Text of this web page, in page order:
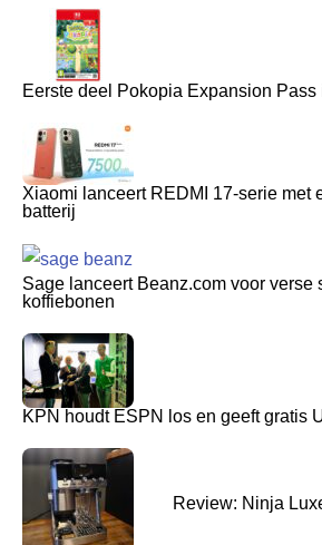
Eerste deel Pokopia Expansion Pass
Xiaomi lanceert REDMI 17-serie met
batterij
Sage lanceert Beanz.com voor verse
koffiebonen
KPN houdt ESPN los en geeft gratis
Review: Ninja